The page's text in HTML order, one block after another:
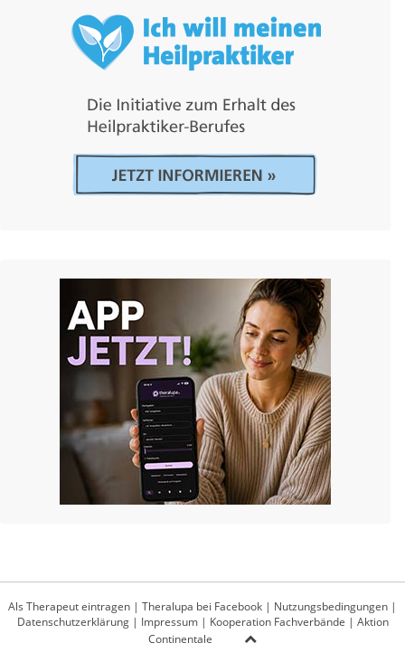
Als Therapeut eintragen | Theralupa bei Facebook | Nutzungsbedingungen |
Datenschutzerklärung| Impressum| Kooperation Fachverbände | Aktion
Continentale